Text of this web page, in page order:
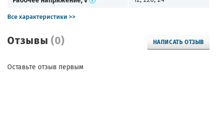
Отзывы(0) НАПИСАТЬ ОТЗЫВ
Оставьте отзыв первым
Все характеристики >>